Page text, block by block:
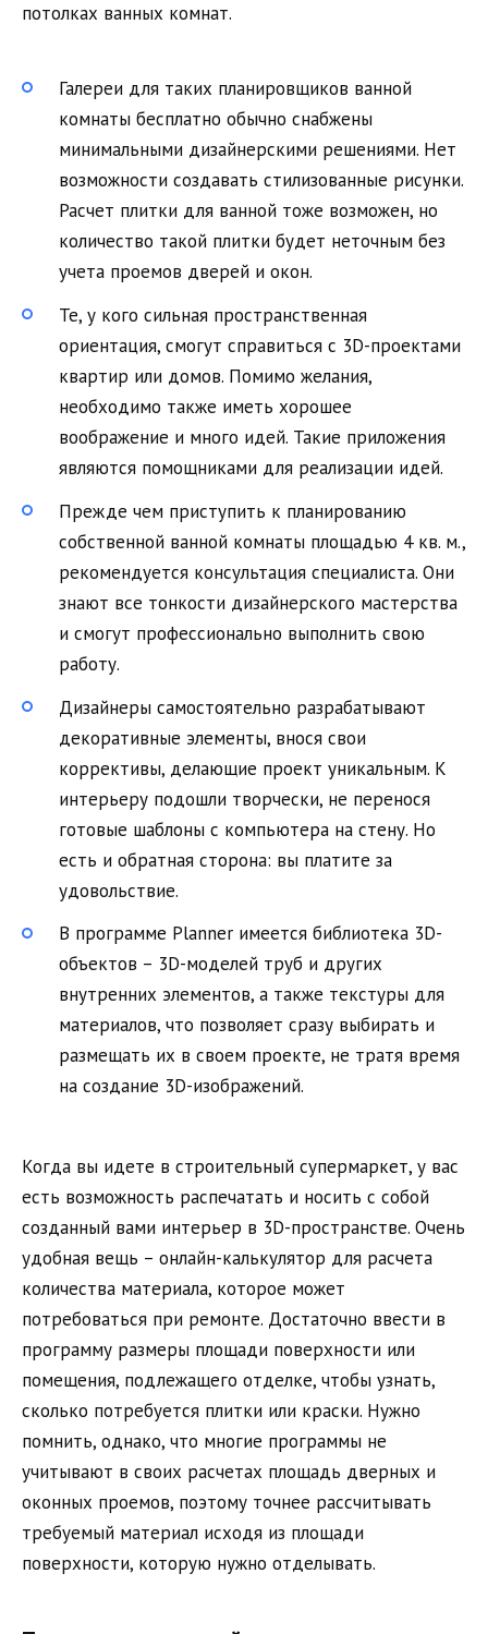
потолках ванных комнат.
Галереи для таких планировщиков ванной
комнаты бесплатно обычно снабжены
минимальными дизайнерскими решениями. Нет
возможности создавать стилизованные рисунки.
Расчет плитки для ванной тоже возможен, но
количество такой плитки будет неточным без
учета проемов дверей и окон.
Те, у кого сильная пространственная
ориентация, смогут справиться с 3D-проектами
квартир или домов. Помимо желания,
необходимо также иметь хорошее
воображение и много идей. Такие приложения
являются помощниками для реализации идей.
Прежде чем приступить к планированию
собственной ванной комнаты площадью 4 кв. м.,
рекомендуется консультация специалиста. Они
знают все тонкости дизайнерского мастерства
и смогут профессионально выполнить свою
работу.
Дизайнеры самостоятельно разрабатывают
декоративные элементы, внося свои
коррективы, делающие проект уникальным. К
интерьеру подошли творчески, не перенося
готовые шаблоны с компьютера на стену. Но
есть и обратная сторона: вы платите за
удовольствие.
В программе Planner имеется библиотека 3D-
объектов – 3D-моделей труб и других
внутренних элементов, а также текстуры для
материалов, что позволяет сразу выбирать и
размещать их в своем проекте, не тратя время
на создание 3D-изображений.
Когда вы идете в строительный супермаркет, у вас
есть возможность распечатать и носить с собой
созданный вами интерьер в 3D-пространстве. Очень
удобная вещь – онлайн-калькулятор для расчета
количества материала, которое может
потребоваться при ремонте. Достаточно ввести в
программу размеры площади поверхности или
помещения, подлежащего отделке, чтобы узнать,
сколько потребуется плитки или краски. Нужно
помнить, однако, что многие программы не
учитывают в своих расчетах площадь дверных и
оконных проемов, поэтому точнее рассчитывать
требуемый материал исходя из площади
поверхности, которую нужно отделывать.